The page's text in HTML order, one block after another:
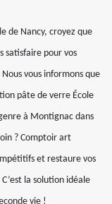
de Nancy, croyez que
satisfaire pour vos
vous informons que
pâte de verre École
à Montignac dans
? Comptoir art
et restaure vos
la solution idéale
vie !